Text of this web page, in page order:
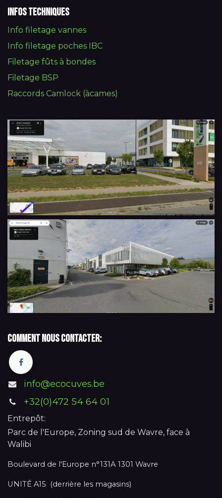
Infos techniques
Info filetage vannes
Info filetage poches IBC
Filetage fûts à bondes
Filetage BSP
Raccords Camlock (àcames)
Comment nous contacter:
info@ecocuves.be
+32(0)472 54 64 01
Entrepôt:
Parc de l'Europe, Zoning sud de Wavre, face à
Walibi
Boulevard de l'Europe n°131A 1301 Wavre
UNITÉ A15 (derrière les magasins)